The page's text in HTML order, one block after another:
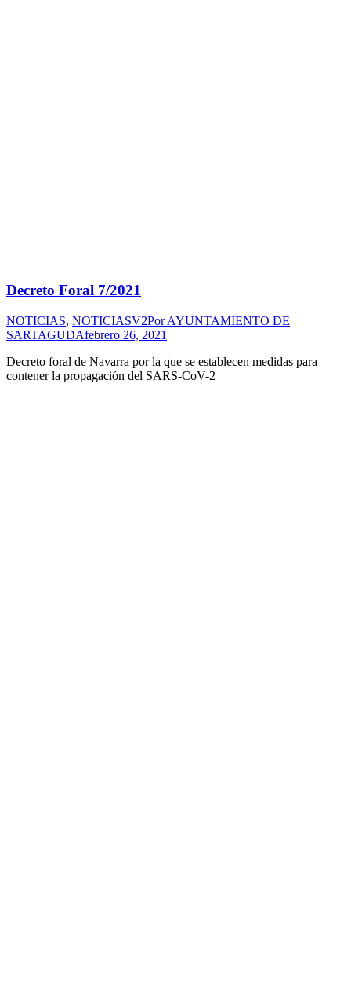
Decreto Foral 7/2021
NOTICIAS, NOTICIASV2PorAYUNTAMIENTO DE
SARTAGUDAfebrero 26, 2021
Decreto foral de Navarra por la que se establecen medidas para
contener la propagación del SARS-CoV-2